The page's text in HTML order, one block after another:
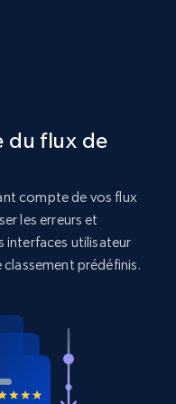
URL
id, Title, Rating,
item, Initial
Commencer
price, Final
du flux de
compte de vos flux
les erreurs et
interfaces utilisateur
prédéfinis.